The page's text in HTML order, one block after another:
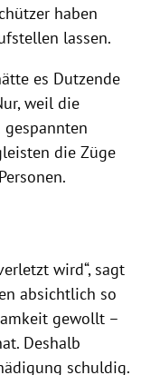
haben
lassen.
es Dutzende
weil die
die Züge
wird“, sagt
absichtlich so
gewollt –
Deshalb
schuldig.